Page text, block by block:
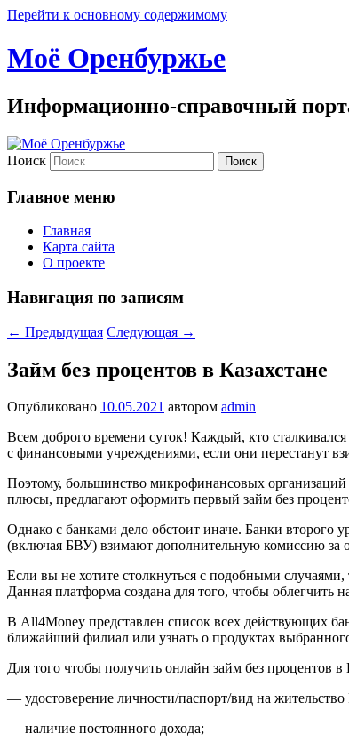
Перейти к основному содержимому
Моё Оренбуржье
Информационно-справочный
Поиск
Главное меню
Главная
Карта сайта
О проекте
Навигация по записям
← Предыдущая Следующая →
Займ без процентов в Казахстане
Опубликовано 10.05.2021 автором admin
Всем доброго времени суток! Каждый, кто
с финансовыми учреждениями, если они перестанут
Поэтому, большинство микрофинансовых организаций
плюсы, предлагают оформить первый займ без
Однако с банками дело обстоит иначе. Банки второго
(включая БВУ) взимают дополнительную комиссию за
Если вы не хотите столкнуться с подобными
Данная платформа создана для того, чтобы облегчить
В All4Money представлен список всех действующих
ближайший филиал или узнать о продуктах
Для того чтобы получить онлайн займ без процентов в
— удостоверение личности/паспорт/вид на
— наличие постоянного дохода;